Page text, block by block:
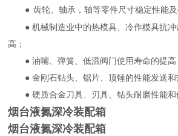
● 齿轮、轴承，轴等零件尺寸稳定性能
● 机械制造业中的热模具、冷作模具抗
高；
● 油嘴、弹簧、低温阀门使用寿命的提高
● 金刚石钻头、锯片、顶锤的性能发送和
● 硬质合金刀具、刃具、钻头耐磨性能和
烟台液氮深冷装配箱
烟台液氮深冷装配箱